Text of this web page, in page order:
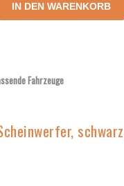
IN DEN WARENKORB
Fahrzeuge